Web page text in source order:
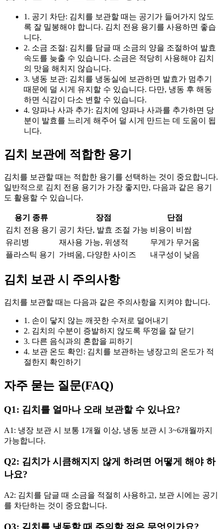
1. 공기 차단: 김치를 보관할 때는 공기가 들어가지 않도
록 잘 밀봉해야 합니다. 김치 전용 용기를 사용하면 좋습
니다.
2. 소금 조절: 김치를 담글 때 소금의 양을 조절하여 발효
속도를 늦출 수 있습니다. 소금은 적당히 사용해야 김치
의 맛을 해치지 않습니다.
3. 냉동 보관: 김치를 냉동실에 보관하면 발효가 멈추기
때문에 덜 시게 유지할 수 있습니다. 다만, 냉동 후 해동
하면 식감이 다소 변할 수 있습니다.
4. 양파나 사과 추가: 김치에 양파나 사과를 추가하면 당
분이 발효를 느리게 해주어 덜 시게 만드는 데 도움이 됩
니다.
김치 보관에 적합한 용기
김치를 보관할 때는 적합한 용기를 선택하는 것이 중요합니다.
일반적으로 김치 전용 용기가 가장 좋지만, 다음과 같은 용기
도 활용할 수 있습니다.
용기 종류 장점
단점
김치 전용 용기
공기 차단, 발효 조절 가능 비용이 비쌈
유리병
재사용 가능, 위생적
무게가 무거움
플라스틱 용기
가벼움, 다양한 사이즈 내구성이 낮음
김치 보관 시 주의사항
김치를 보관할 때는 다음과 같은 주의사항을 지켜야 합니다.
1. 손이 닿지 않는 깨끗한 수저로 덜어내기
2. 김치의 수분이 증발하지 않도록 뚜껑을 잘 닫기
3. 다른 음식과의 혼합을 피하기
4. 보관 온도 확인: 김치를 보관하는 냉장고의 온도가 적
절한지 확인하기
자주 묻는 질문(FAQ)
Q1: 김치를 얼마나 오래 보관할 수 있나요?
A1: 냉장 보관 시 보통 1개월 이상, 냉동 보관 시 3~6개월까지
가능합니다.
Q2: 김치가 시큼해지지 않게 하려면 어떻게 해야 하
나요?
A2: 김치를 담글 때 소금을 적절히 사용하고, 보관 시에는 공기
를 차단하는 것이 중요합니다.
Q3: 김치를 냉동할 때 주의할 점은 무엇인가요?